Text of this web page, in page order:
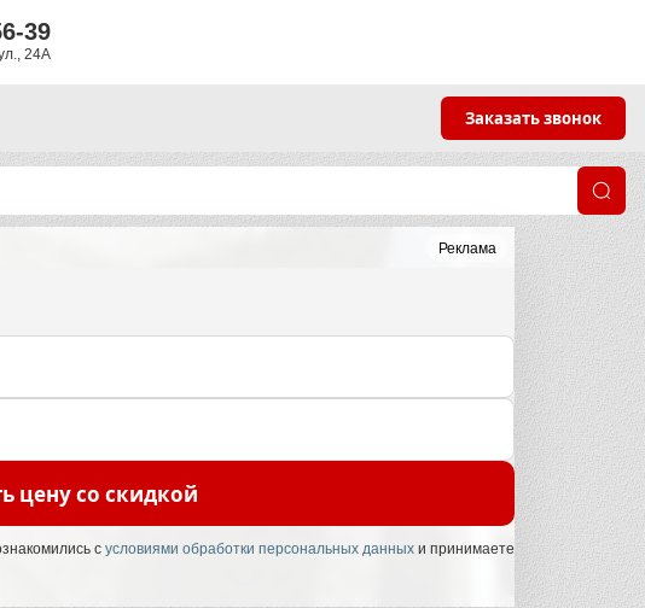
39
24А
Заказать звонок
Реклама
цену со скидкой
с условиями обработки персональных данныхи принимаете